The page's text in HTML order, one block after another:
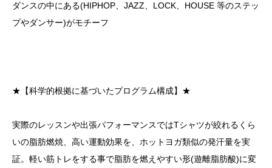
ダンスの中にある(HIPHOP、JAZZ、LOCK、HOUSE 等のステッ
プやダンサー)がモチーフ
★【科学的根拠に基づいたプログラム構成】★
実際のレッスンや出張パフォーマンスではTシャツが絞れるくら
いの脂肪燃焼、高い運動効果を、ホットヨガ類似の発汗量を実
証。軽い筋トレをする事で脂肪を燃えやすい形(遊離脂肪酸)に変